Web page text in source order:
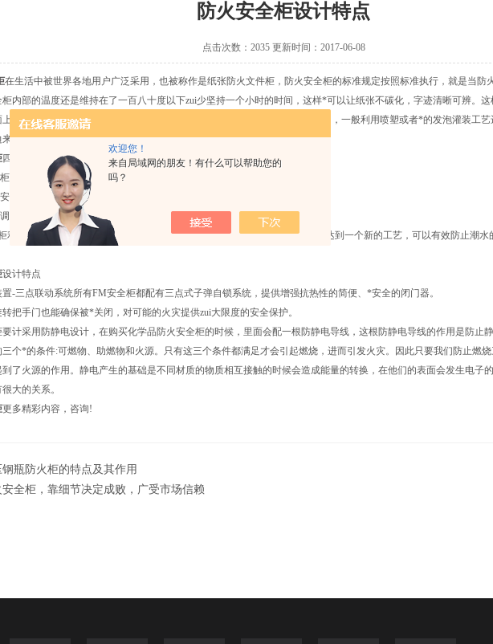
欢迎您！
来自局域网的朋友！有什么可以帮助您的
吗？
防火安全柜设计特点
点击次数：2035 更新时间：2017-06-08
在生活中被世界各地用户广泛采用，也被称作是纸张防火文件柜，防火安全柜的标准规定按照标准执行，就是当防
内部的温度还是维持在了一百八十度以下zui少坚持一个小时的时间，这样*可以让纸张不碳化，字迹清晰可辨。
目前zui重要的就是防火安全柜很好的情况下通常采用的的镀锌钢板来制作的，一般利用喷塑或者*的发泡灌装工
说说具体的四大优点。
四大特点
般表面都具有相当好的附着力，并且不含有有害的化学物质;
柜采用的是镀锌钢板，因此相对来说不易生锈的特性深得用户喜爱;
泥浆的容量来控制防火安全柜的重量，让整体的质量得到更好的稳定性;
用的是填充发泡体，采用的就是先发泡后灌装的工艺特点，让整体的技术达到一个新的工艺，可以有效防止潮水
设计特点
点联动系统所有FM安全柜都配有三点式子弹自锁系统，提供增强抗热性的简便、*安全的闭门器。
手门也能确保被*关闭，对可能的火灾提供zui大限度的安全保护。
采用防静电设计，在购买化学品防火安全柜的时候，里面会配一根防静电导线，这根防静电导线的作用是防止静
*的条件:可燃物、助燃物和火源。只有这三个条件都满足才会引起燃烧，进而引发火灾。因此只要我们防止燃烧
了火源的作用。静电产生的基础是不同材质的物质相互接触的时候会造成能量的转换，在他们的表面会发生电子
大的关系。
更多精彩内容，咨询!
钢瓶防火柜的特点及其作用
安全柜，靠细节决定成败，广受市场信赖